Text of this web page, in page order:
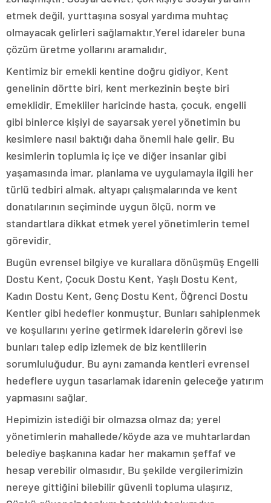
etmek değil, yurttaşına sosyal yardıma muhtaç
olmayacak gelirleri sağlamaktır.Yerel idareler buna
çözüm üretme yollarını aramalıdır.
Kentimiz bir emekli kentine doğru gidiyor. Kent
genelinin dörtte biri, kent merkezinin beşte biri
emeklidir. Emekliler haricinde hasta, çocuk, engelli
gibi binlerce kişiyi de sayarsak yerel yönetimin bu
kesimlere nasıl baktığı daha önemli hale gelir. Bu
kesimlerin toplumla iç içe ve diğer insanlar gibi
yaşamasında imar, planlama ve uygulamayla ilgili her
türlü tedbiri almak, altyapı çalışmalarında ve kent
donatılarının seçiminde uygun ölçü, norm ve
standartlara dikkat etmek yerel yönetimlerin temel
görevidir.
Bugün evrensel bilgiye ve kurallara dönüşmüş Engelli
Dostu Kent, Çocuk Dostu Kent, Yaşlı Dostu Kent,
Kadın Dostu Kent, Genç Dostu Kent, Öğrenci Dostu
Kentler gibi hedefler konmuştur. Bunları sahiplenmek
ve koşullarını yerine getirmek idarelerin görevi ise
bunları talep edip izlemek de biz kentlilerin
sorumluluğudur. Bu aynı zamanda kentleri evrensel
hedeflere uygun tasarlamak idarenin geleceğe yatırım
yapmasını sağlar.
Hepimizin istediği bir olmazsa olmaz da; yerel
yönetimlerin mahallede/köyde aza ve muhtarlardan
belediye başkanına kadar her makamın şeffaf ve
hesap verebilir olmasıdır. Bu şekilde vergilerimizin
nereye gittiğini bilebilir güvenli topluma ulaşırız.